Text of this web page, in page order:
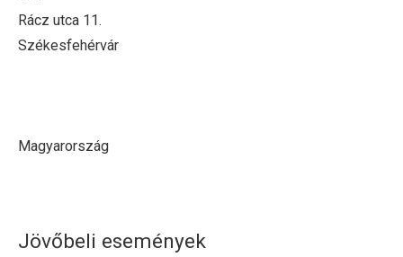
Rácz utca 11.
Székesfehérvár
Magyarország
Jövőbeli események